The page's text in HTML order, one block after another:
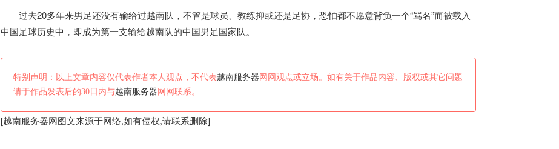
过去20多年来男足还没有输给过越南队，不管是球员、教练抑或还是足协，恐怕都不愿意背负一个“骂名”而被载入
中国足球历史中，即成为第一支输给越南队的中国男足国家队。
特别声明：以上文章内容仅代表作者本人观点，不代表越南服务器 网网观点或立场。如有关于作品内容、版权或其它问题
请于作品发表后的30日内与越南服务器 网网联系。
[越南服务器网图文来源于网络,如有侵权,请联系删除]